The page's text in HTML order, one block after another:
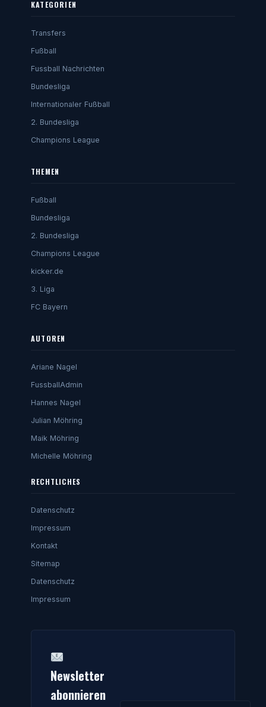
KATEGORIEN
Transfers
Fußball
Fussball Nachrichten
Bundesliga
Internationaler Fußball
2. Bundesliga
Champions League
THEMEN
Fußball
Bundesliga
2. Bundesliga
Champions League
kicker.de
3. Liga
FC Bayern
AUTOREN
Ariane Nagel
FussballAdmin
Hannes Nagel
Julian Möhring
Maik Möhring
Michelle Möhring
RECHTLICHES
Datenschutz
Impressum
Kontakt
Sitemap
Datenschutz
Impressum
Newsletter
abonnieren